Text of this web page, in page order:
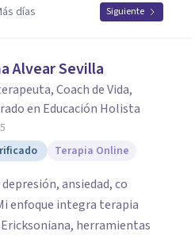
días Siguiente
Alvear Sevilla
Coach de Vida,
en Educación Holista
Terapia Online
ansiedad, co
herramientas